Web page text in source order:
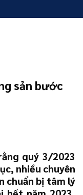
sản bước
quý 3/2023
nhiều chuyên
chuẩn bị tâm lý